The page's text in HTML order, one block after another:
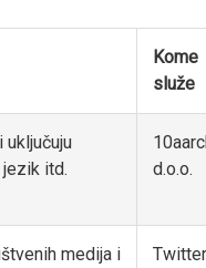
Kome
služe
uključuju
itd.
d.o.o.
medija i
Twitter